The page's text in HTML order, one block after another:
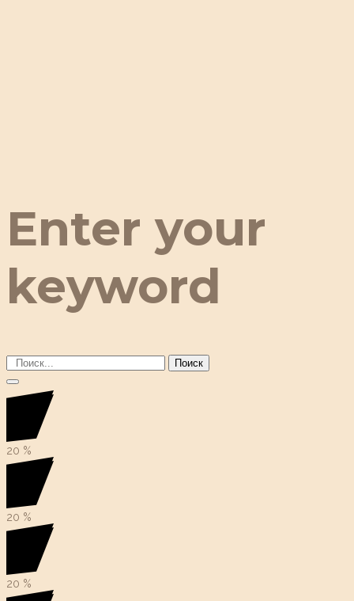
Enter your
keyword
Поиск
20 %
20 %
20 %